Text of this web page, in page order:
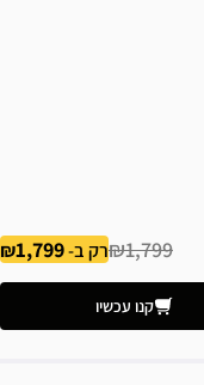
₪1,799רק ב-1,799
קנו עכשיו